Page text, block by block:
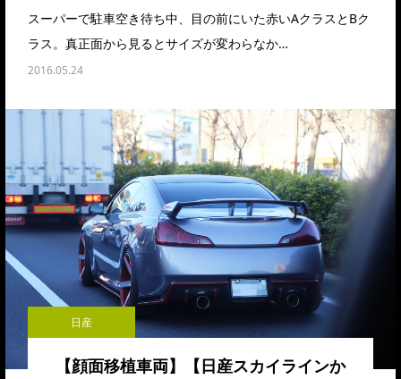
スーパーで駐車空き待ち中、目の前にいた赤いAクラスとBク
ラス。真正面から見るとサイズが変わらなか…
2016.05.24
日産
【顔面移植車両】【日産スカイラインか